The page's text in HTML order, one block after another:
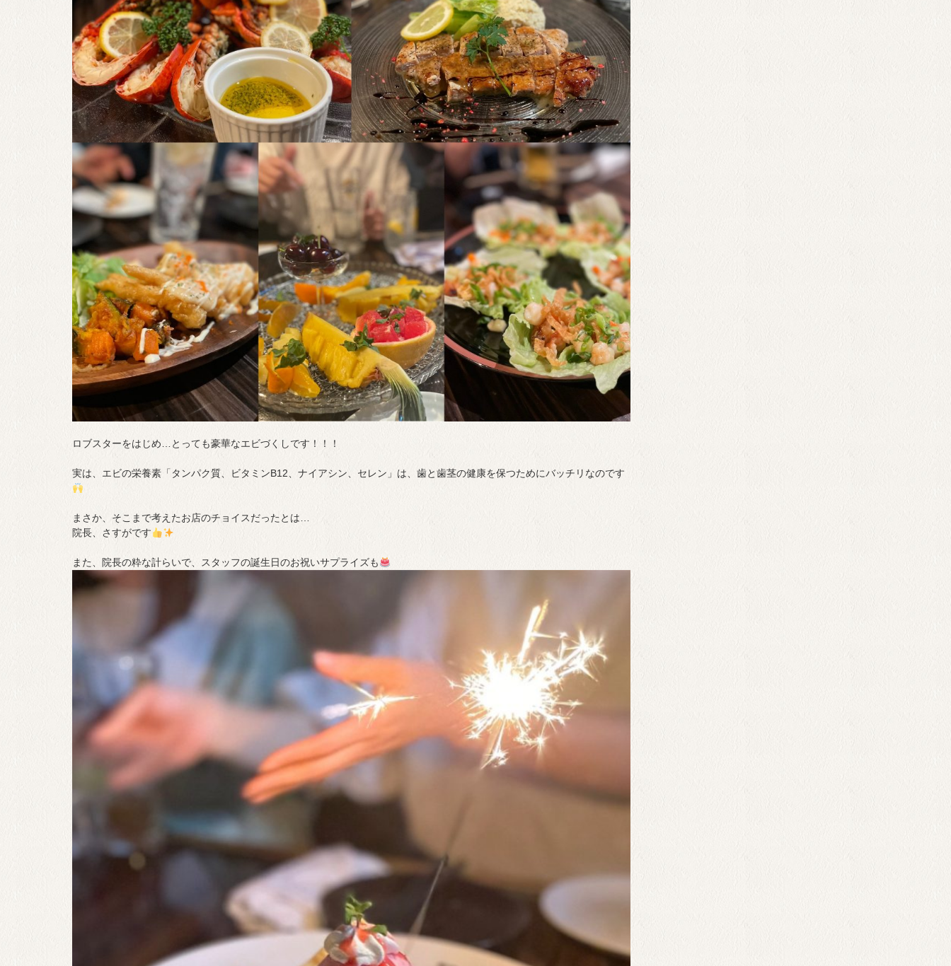
ロブスターをはじめ…とっても豪華なエビづくしです！！！
実は、エビの栄養素「タンパク質、ビタミンB12、ナイアシン、セレン」は、歯と歯茎の健康を保つためにバッチリなのです
まさか、そこまで考えたお店のチョイスだったとは…
院長、さすがです
また、院長の粋な計らいで、スタッフの誕生日のお祝いサプライズも